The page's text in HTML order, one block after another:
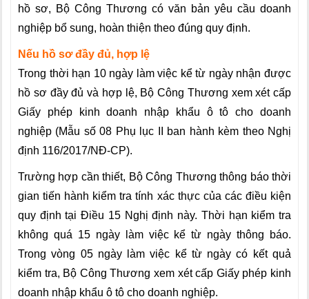
hồ sơ, Bộ Công Thương có văn bản yêu cầu doanh
nghiệp bổ sung, hoàn thiện theo đúng quy định.
Nếu hồ sơ đầy đủ, hợp lệ
Trong thời hạn 10 ngày làm việc kể từ ngày nhận được
hồ sơ đầy đủ và hợp lệ, Bộ Công Thương xem xét cấp
Giấy phép kinh doanh nhập khẩu ô tô cho doanh
nghiệp (Mẫu số 08 Phụ lục II ban hành kèm theo Nghị
định 116/2017/NĐ-CP).
Trường hợp cần thiết, Bộ Công Thương thông báo thời
gian tiến hành kiểm tra tính xác thực của các điều kiện
quy định tại Điều 15 Nghị định này. Thời hạn kiểm tra
không quá 15 ngày làm việc kể từ ngày thông báo.
Trong vòng 05 ngày làm việc kể từ ngày có kết quả
kiểm tra, Bộ Công Thương xem xét cấp Giấy phép kinh
doanh nhập khẩu ô tô cho doanh nghiệp.